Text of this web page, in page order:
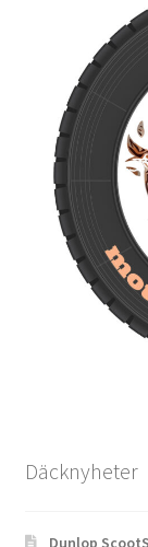
Däcknyheter
Dunlop